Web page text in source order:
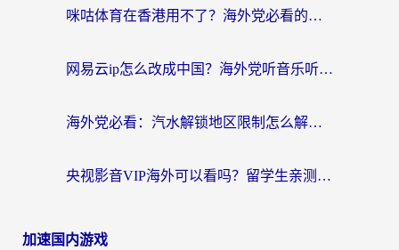
咪咕体育在香港用不了？海外党必看的回国加速器选择指南（附3个真实场景解决方案）
网易云ip怎么改成中国？海外党听音乐听书的无痛解决方案
海外党必看：汽水解锁地区限制怎么解除？3招解决国内影音&生活服务难题
央视影音VIP海外可以看吗？留学生亲测有效的回国加速器选择指南
加速国内游戏